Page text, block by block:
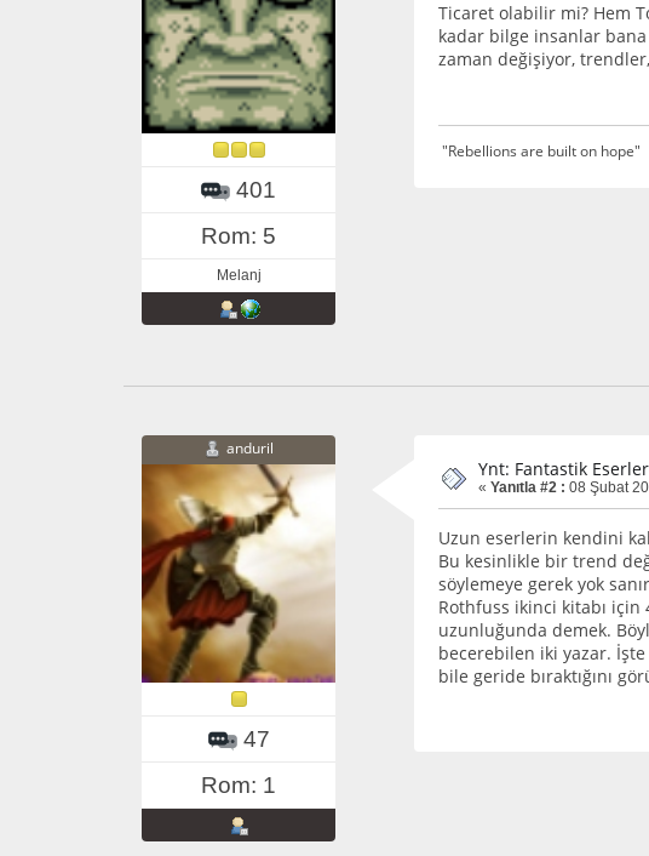
401
Rom: 5
Melanj
Ticaret olabilir mi? Hem
kadar bilge insanlar bana
zaman değişiyor,
"Rebellions are built on hope"
anduril
47
Rom: 1
Ynt: Fantastik
« Yanıtla #2 : 08 Şubat
Uzun eserlerin kendini
Bu kesinlikle bir trend
söylemeye gerek yok
Rothfuss ikinci kitabı
uzunluğunda demek.
becerebilen iki yazar.
bile geride bıraktığını